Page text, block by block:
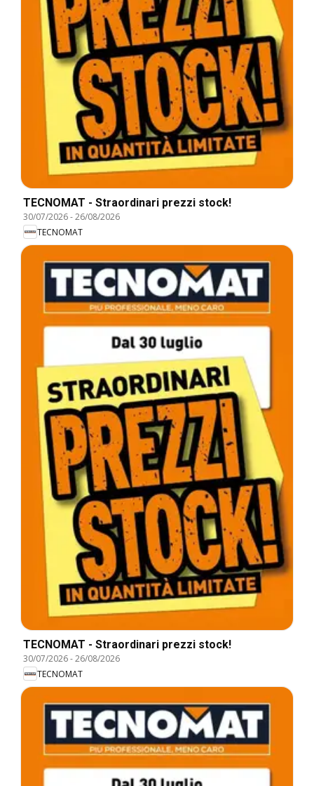
TECNOMAT - Straordinari prezzi stock!
30/07/2026-26/08/2026
TECNOMAT
TECNOMAT - Straordinari prezzi stock!
30/07/2026-26/08/2026
TECNOMAT